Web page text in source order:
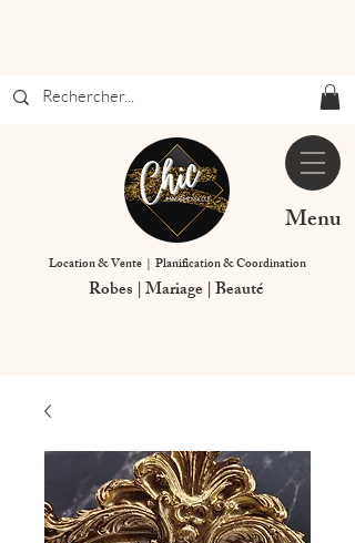
Menu
Location & Vente | Planification & Coordination
Robes | Mariage | Beauté